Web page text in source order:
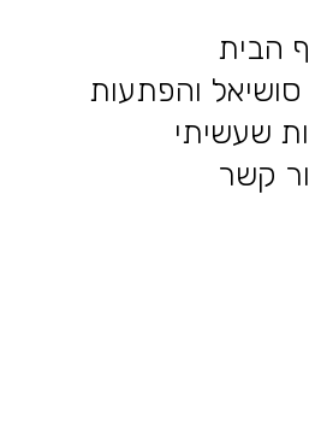
הבית
סושיאל והפתעות
שעשיתי
קשר